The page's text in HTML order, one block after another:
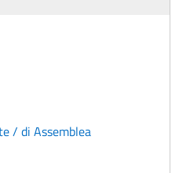
/ di Assemblea